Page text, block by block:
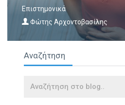
Επιστημονικά
Φώτης Αρχοντοβασίλης
Αναζήτηση